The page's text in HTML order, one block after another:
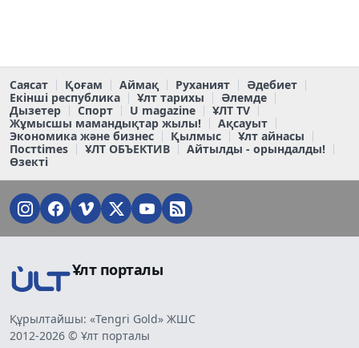
Саясат Қоғам Аймақ Руханият
Әдебиет
Екінші республика
Ұлт тарихы
Әлемде
Дызетер
Спорт U magazine
ҰЛТ TV
Жұмысшы мамандықтар жылы!
Ақсауыт
Экономика және бизнес
Қылмыс
Ұлт айнасы
Постtimes
ҰЛТ ОБЪЕКТИВ
Айтылды - орындалды!
Өзекті
Ұлт порталы
Құрылтайшы: «Tengri Gold» ЖШС
2012-2026 © Ұлт порталы